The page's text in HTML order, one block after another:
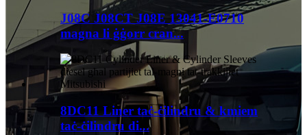
J08C J08CT J08E 13041-E0710
magna li ġġorr cran...
8DC11 Liner taċ-ċilindru & kmiem
taċ-ċilindru di...